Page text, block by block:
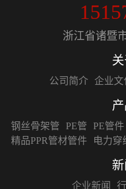
浙江省诸暨
公司简介 企业文
钢丝骨架管 PE管 PE管件
精品PPR管材管件
电力穿
企业新闻